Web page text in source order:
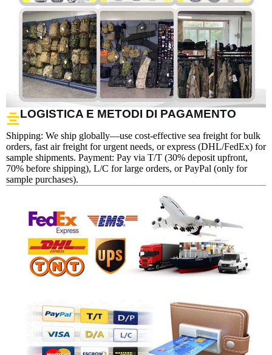
LOGISTICA E METODI DI PAGAMENTO
Shipping: We ship globally—use cost-effective sea freight for bulk
orders, fast air freight for urgent needs, or express (DHL/FedEx) for
sample shipments. Payment: Pay via T/T (30% deposit upfront,
70% before shipping), L/C for large orders, or PayPal (only for
sample purchases).